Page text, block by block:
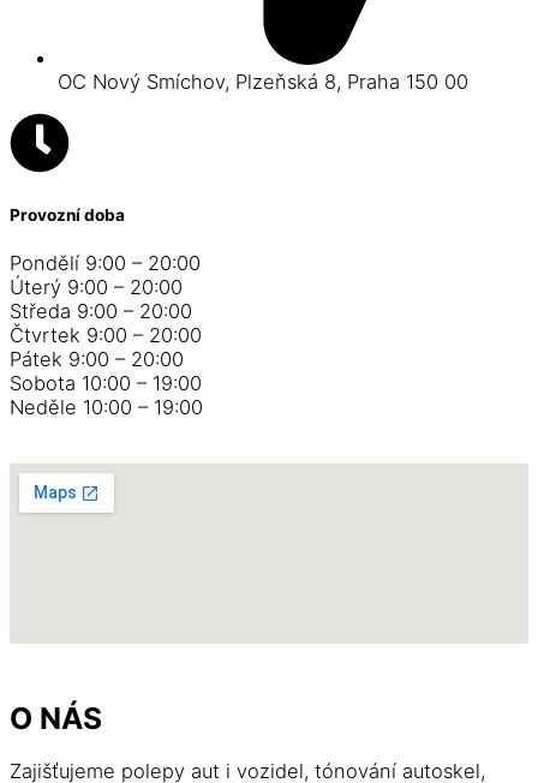
OC Nový Smíchov, Plzeňská 8, Praha 150 00
Provozní doba
Pondělí 9:00 – 20:00
Úterý 9:00 – 20:00
Středa 9:00 – 20:00
Čtvrtek 9:00 – 20:00
Pátek 9:00 – 20:00
Sobota 10:00 – 19:00
Neděle 10:00 – 19:00
O NÁS
Zajišťujeme polepy aut i vozidel, tónování autoskel,